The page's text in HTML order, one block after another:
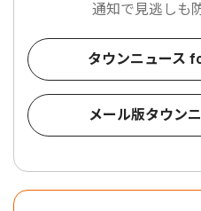
通知で見逃しも
タウンニュース
メール版タウン